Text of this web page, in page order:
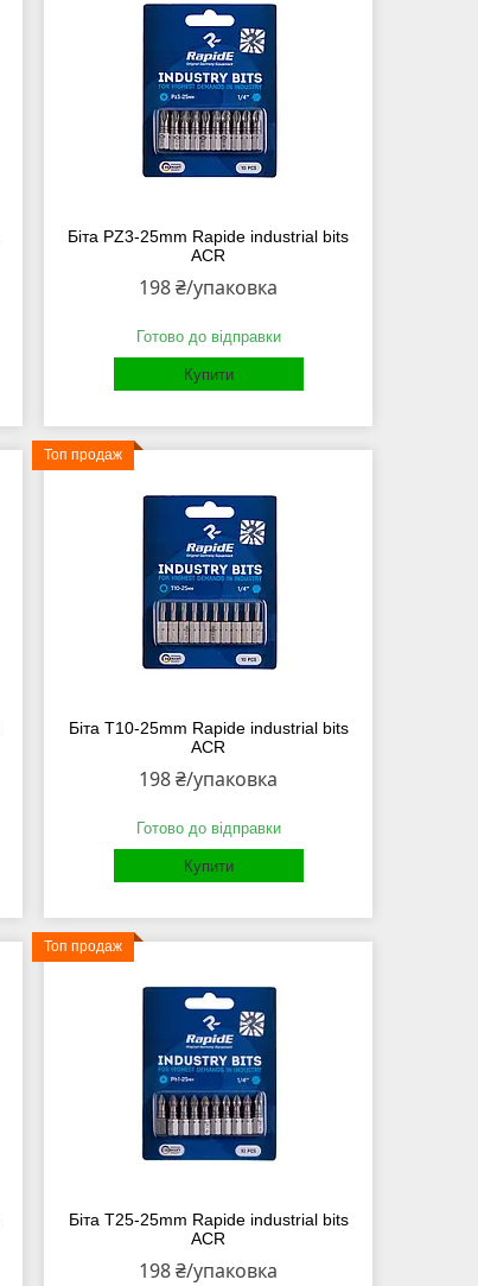
Біта PZ3-25mm Rapide industrial bits
ACR
198 ₴/упаковка
Готово до відправки
Купити
Топ продаж
Біта Т10-25mm Rapide industrial bits
ACR
198 ₴/упаковка
Готово до відправки
Купити
Топ продаж
Біта Т25-25mm Rapide industrial bits
ACR
198 ₴/упаковка